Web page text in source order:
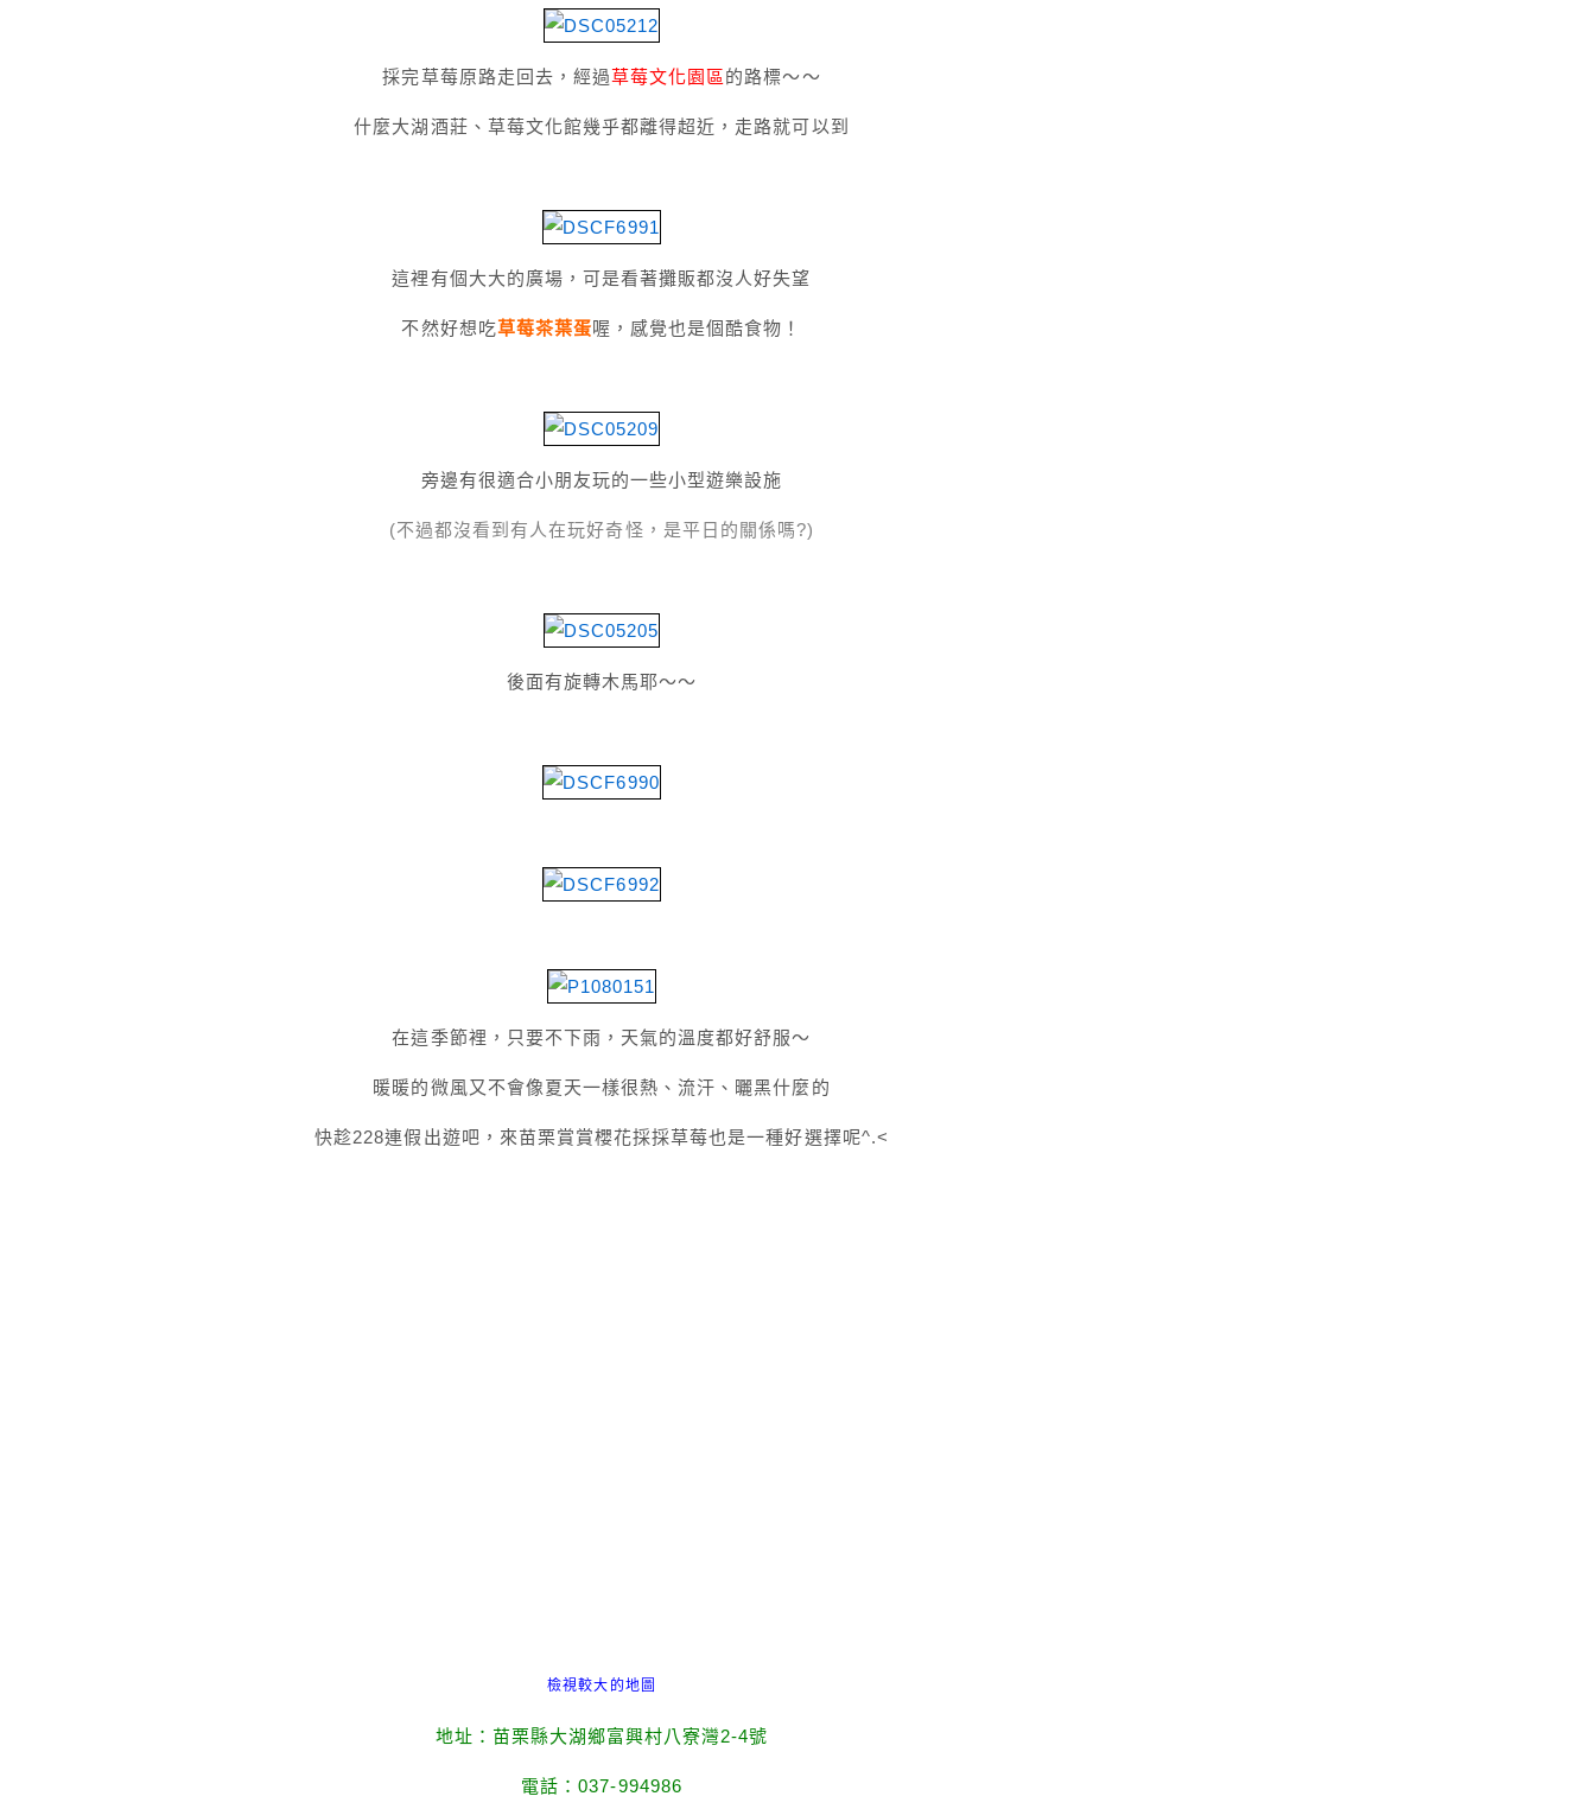
採完草莓原路走回去，經過草莓文化園區的路標～～
什麼大湖酒莊、草莓文化館幾乎都離得超近，走路就可以到
這裡有個大大的廣場，可是看著攤販都沒人好失望
不然好想吃草莓茶葉蛋喔，感覺也是個酷食物！
旁邊有很適合小朋友玩的一些小型遊樂設施
(不過都沒看到有人在玩好奇怪，是平日的關係嗎?)
後面有旋轉木馬耶～～
在這季節裡，只要不下雨，天氣的溫度都好舒服～
暖暖的微風又不會像夏天一樣很熱、流汗、曬黑什麼的
快趁228連假出遊吧，來苗栗賞賞櫻花採採草莓也是一種好選擇呢^.<
檢視較大的地圖
地址：苗栗縣大湖鄉富興村八寮灣2-4號
電話：037-994986